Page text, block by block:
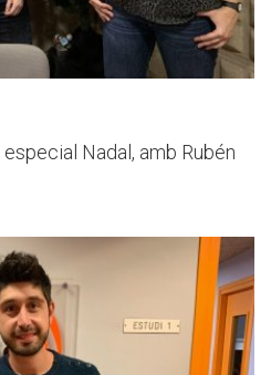
especial Nadal, amb Rubén